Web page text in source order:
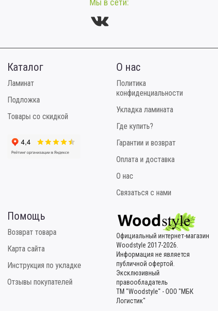
Мы в сети:
Каталог
Ламинат
Подложка
Товары со скидкой
О нас
Политика
конфиденциальности
Укладка ламината
Где купить?
Гарантии и возврат
Оплата и доставка
О нас
Связаться с нами
Помощь
Возврат товара
Карта сайта
Инструкция по укладке
Отзывы покупателей
Официальный интернет-магазин
Woodstyle 2017-2026.
Информация не является
публичной офертой.
Эксклюзивный
правообладатель
ТМ "Woodstyle" - ООО "МБК
Логистик"